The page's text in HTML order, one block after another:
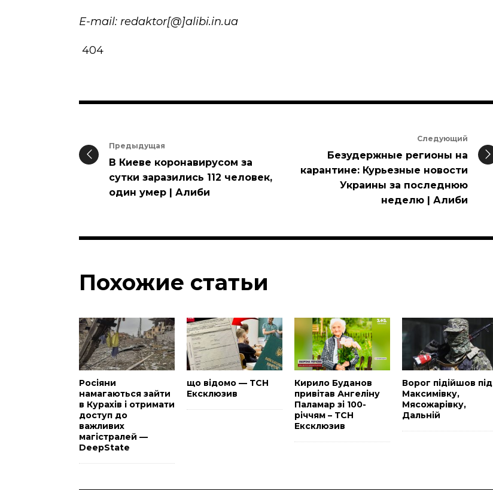
E-mail: redaktor[@]alibi.in.ua
404
Предыдущая
В Киеве коронавирусом за
сутки заразились 112 человек,
один умер | Алиби
Следующий
Безудержные регионы на
карантине: Курьезные новости
Украины за последнюю
неделю | Алиби
Похожие статьи
Росіяни
намагаються зайти
в Курахів і отримати
доступ до
важливих
магістралей —
DeepState
що відомо — ТСН
Ексклюзив
Кирило Буданов
привітав Ангеліну
Паламар зі 100-
річчям – ТСН
Ексклюзив
Ворог підійшов під
Максимівку,
Мясожарівку,
Дальній